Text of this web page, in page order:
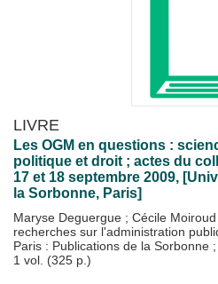
LIVRE
Les OGM en questions :
politique et droit ; actes du
17 et 18 septembre 2009,
la Sorbonne, Paris]
Maryse Deguergue ; Cécile Moiroud
recherches sur l'administration
Paris : Publications de la Sorbonne ;
1 vol. (325 p.)